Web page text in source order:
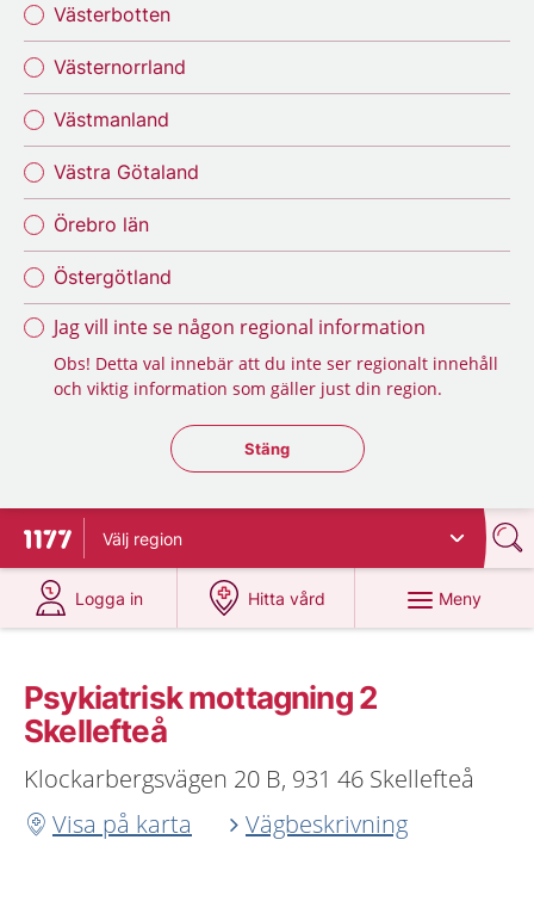
Västerbotten
Västernorrland
Västmanland
Västra Götaland
Örebro län
Östergötland
Jag vill inte se någon regional information
Obs! Detta val innebär att du inte ser regionalt innehåll
och viktig information som gäller just din region.
Stäng regionsväljaren
Stäng
Till startsidan för 1177
Välj region
Logga in
på 1177.se
Hitta vård
på 1177.se
Meny
Psykiatrisk mottagning 2
Skellefteå
Klockarbergsvägen 20 B, 931 46 Skellefteå
Visa på karta
Vägbeskrivning